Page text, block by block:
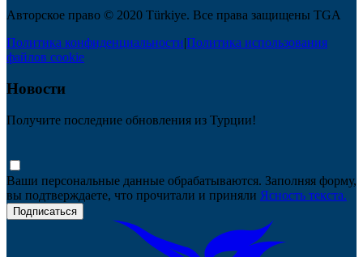
Авторское право © 2020 Türkiye. Все права защищены TGA
Политика конфиденциальности|Политика использования
файлов cookie
Новости
Получите последние обновления из Турции!
Ваши персональные данные обрабатываются. Заполняя форму,
вы подтверждаете, что прочитали и приняли Ясность текста.
Подписаться